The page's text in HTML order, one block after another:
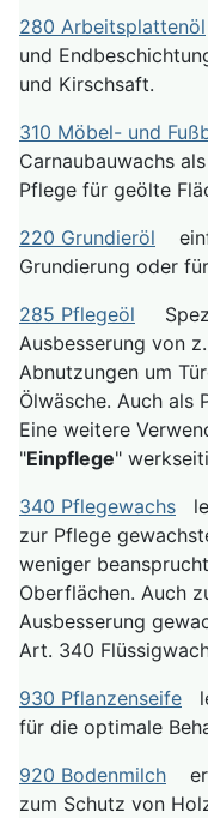
280 Arbeitsplattenöl
und
und Kirschsaft.
310 Möbel- und
Carnaubauwachs
Pflege für geölte
220 Grundieröl
Grundierung oder
285 Pflegeöl
Ausbesserung von
Abnutzungen um
Ölwäsche. Auch als
Eine weitere
"Einpflege"
340 Pflegewachs
zur Pflege
weniger
Oberflächen. Auch
Ausbesserung
Art. 340
930 Pflanzenseife
für die optimale
920 Bodenmilch
zum Schutz von